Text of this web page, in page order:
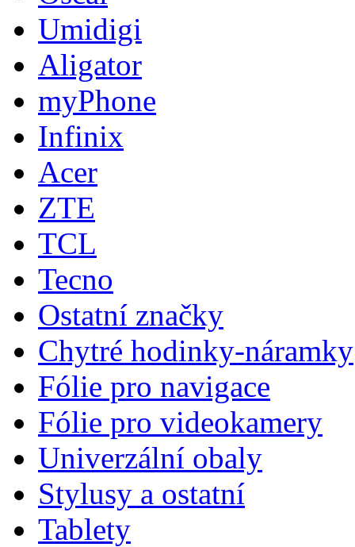
Umidigi
Aligator
myPhone
Infinix
Acer
ZTE
TCL
Tecno
Ostatní značky
Chytré hodinky-náramky
Fólie pro navigace
Fólie pro videokamery
Univerzální obaly
Stylusy a ostatní
Tablety